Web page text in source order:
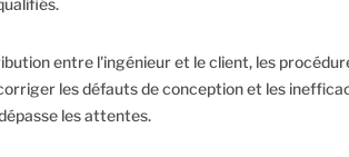
entre l'ingénieur et le client, les
les défauts de conception et les
les attentes.